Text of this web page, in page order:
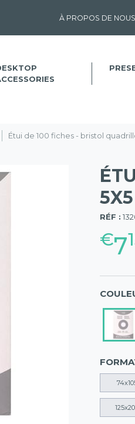
À PROPOS DE NOUS
Étui de 100 fiches - bristol
RÉF :
€7
(57)